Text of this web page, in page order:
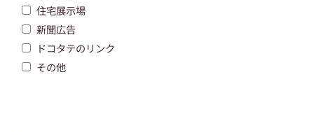
住宅展示場
新聞広告
ドコタテのリンク
その他